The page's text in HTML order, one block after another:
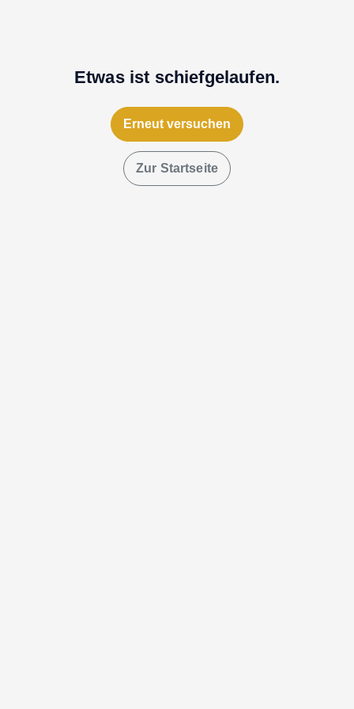
Etwas ist schiefgelaufen.
Erneut versuchen
Zur Startseite